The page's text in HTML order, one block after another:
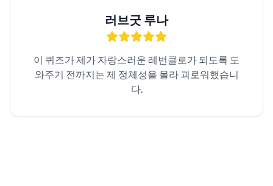
러브굿 루나
이 퀴즈가 제가 자랑스러운 레번클로가 되도록 도
와주기 전까지는 제 정체성을 몰라 괴로워했습니
다.